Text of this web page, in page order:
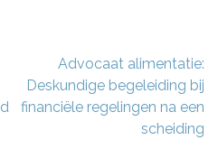
Advocaat alimentatie:
Deskundige begeleiding bij
financiële regelingen na een
scheiding